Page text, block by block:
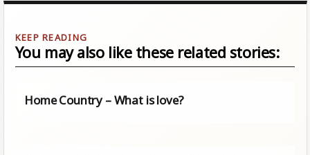
You may also like these related stories:
Home Country – What is love?